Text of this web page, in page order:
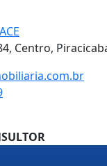
Centro,